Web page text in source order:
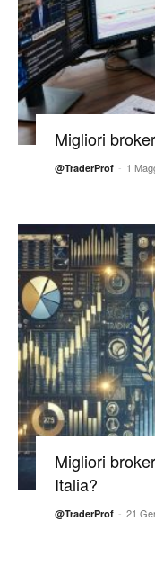
Migliori
@TraderProf - 1
Migliori
Italia?
@TraderProf - 21